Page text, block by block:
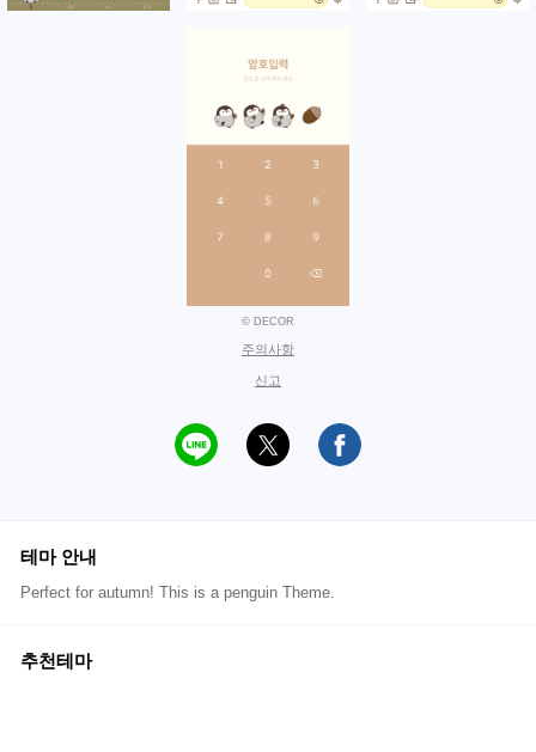
© DECOR
주의사항
신고
테마 안내
Perfect for autumn! This is a penguin Theme.
추천테마